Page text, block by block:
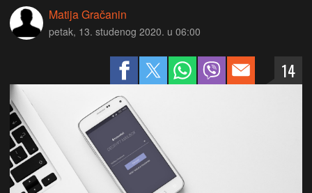
Matija Gračanin
petak, 13. studenog 2020. u 06:00
14